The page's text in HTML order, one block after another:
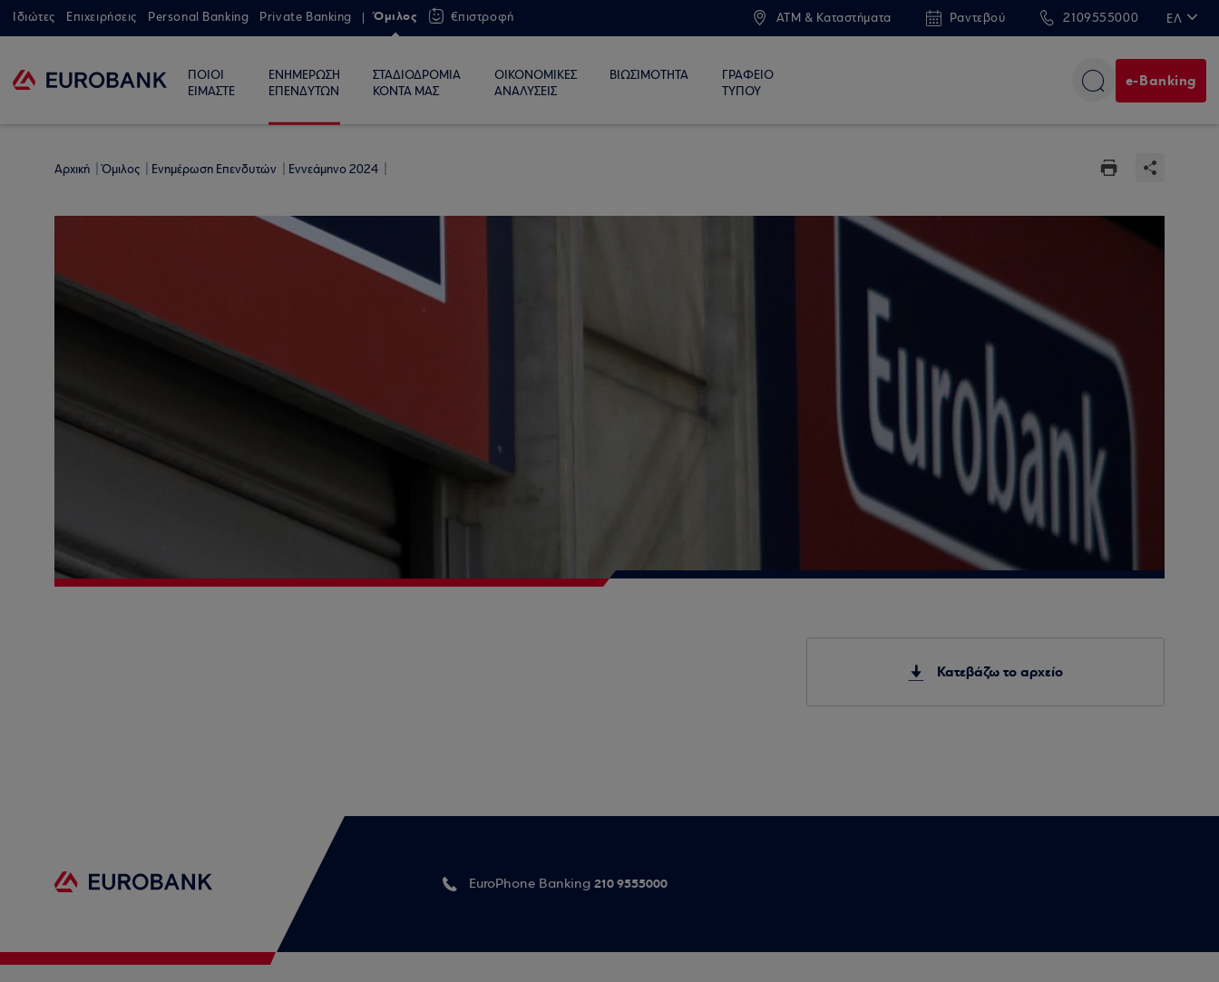
Ιδιώτες Επιχειρήσεις Personal Banking Private Banking Όμιλος €πιστροφή ATM & Καταστήματα Ραντεβού 2109555000 ΕΛ
ΠΟΙΟΙ
ΕΙΜΑΣΤΕ
ΕΝΗΜΕΡΩΣΗ
ΕΠΕΝΔΥΤΩΝ
ΣΤΑΔΙΟΔΡΟΜΙΑ
ΚΟΝΤΑ ΜΑΣ
ΟΙΚΟΝΟΜΙΚΕΣ
ΑΝΑΛΥΣΕΙΣ
ΒΙΩΣΙΜΟΤΗΤΑ
ΓΡΑΦΕΙΟ
ΤΥΠΟΥ
e-Banking
Αρχική Όμιλος Ενημέρωση Επενδυτών Εννεάμηνο 2024
Κατεβάζω το αρχείο
EuroPhone Banking 210 9555000